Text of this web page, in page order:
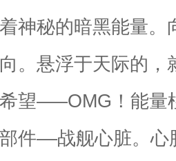
神秘的暗黑能量。
。悬浮于天际的，
望–––OMG！能
件––战舰心脏。